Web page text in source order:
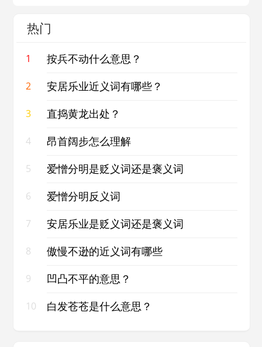
热门
1 按兵不动什么意思？
2 安居乐业近义词有哪些？
3 直捣黄龙出处？
4 昂首阔步怎么理解
5 爱憎分明是贬义词还是褒义词
6 爱憎分明反义词
7 安居乐业是贬义词还是褒义词
8 傲慢不逊的近义词有哪些
9 凹凸不平的意思？
10 白发苍苍是什么意思？